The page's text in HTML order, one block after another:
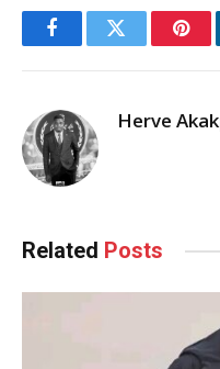
FacebookTwitter
Herve
Related Posts